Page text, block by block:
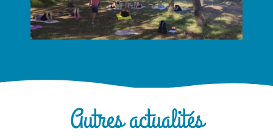
Autres actualités